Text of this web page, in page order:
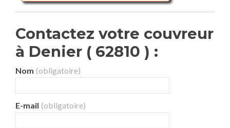
Contactez votre couvreur
à Denier ( 62810 ) :
Nom (obligatoire)
E-mail (obligatoire)